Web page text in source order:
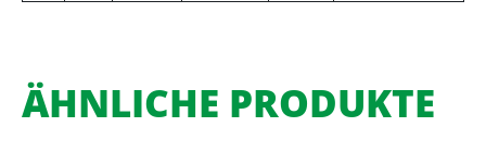
ÄHNLICHE PRODUKTE